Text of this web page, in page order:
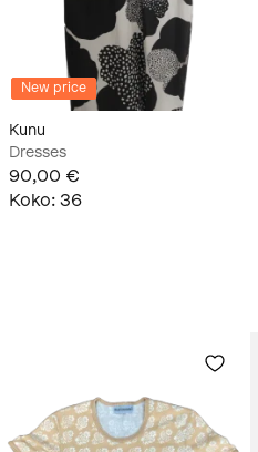
New price
Kunu
Dresses
90,00 €
Koko: 36